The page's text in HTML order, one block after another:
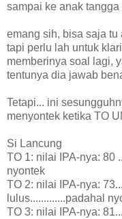
sampai ke anak
emang sih, bisa saja
tapi perlu lah untuk
memberinya soal lagi,
tentunya dia jawab
Tetapi... ini
menyontek ketika TO
Si Lancung
TO 1: nilai IPA-nya: 80
nyontek
TO 2: nilai IPA-nya:
lulus.............padahal
TO 3: nilai IPA-nya: